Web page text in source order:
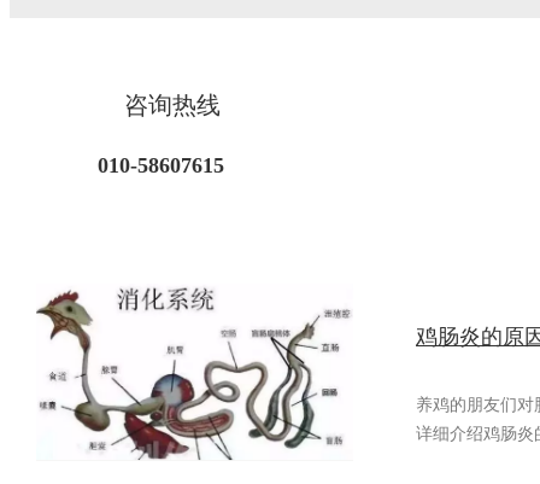
咨询热线
010-58607615
鸡肠炎的原
养鸡的朋友们
详细介绍鸡肠